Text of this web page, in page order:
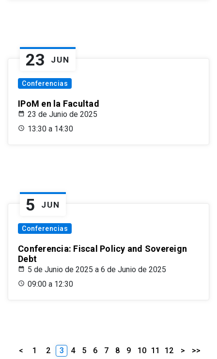
23 JUN
Conferencias
IPoM en la Facultad
23 de Junio de 2025
13:30 a 14:30
5 JUN
Conferencias
Conferencia: Fiscal Policy and Sovereign
Debt
5 de Junio de 2025 a 6 de Junio de 2025
09:00 a 12:30
< 1 2 3 4 5 6 7 8 9 10 11 12 > >>